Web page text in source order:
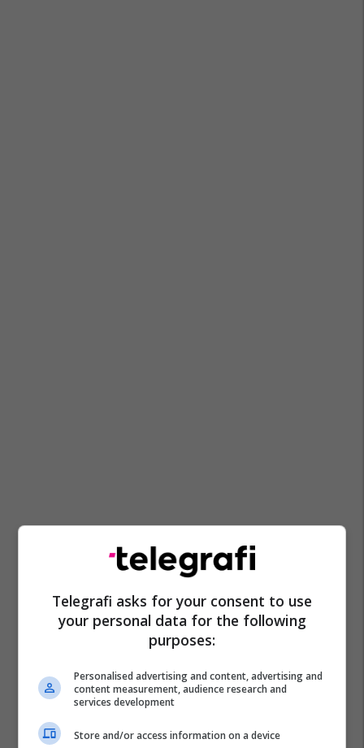
Telegrafi asks for your consent to use
your personal data for the following
purposes:
Personalised advertising and content, advertising and
content measurement, audience research and
services development
Store and/or access information on a device